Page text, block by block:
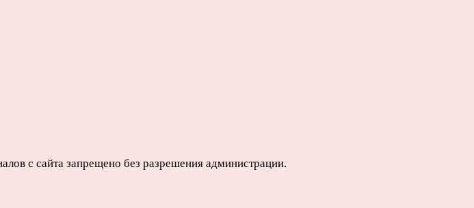
с сайта запрещено без разрешения администрации.